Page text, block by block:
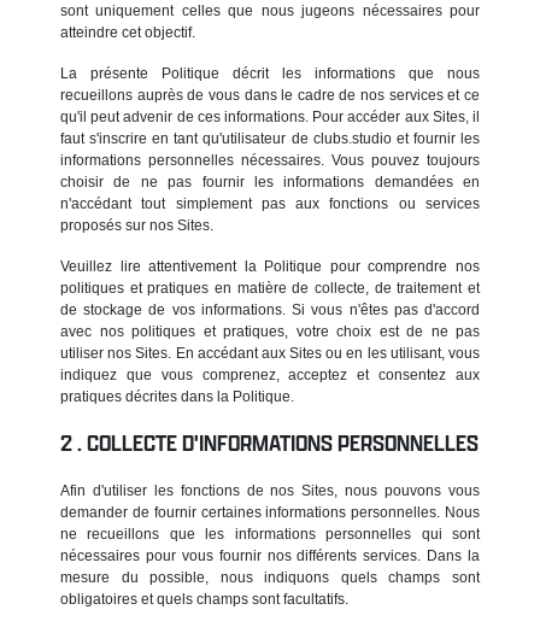
sont uniquement celles que nous jugeons nécessaires pour
atteindre cet objectif.
La présente Politique décrit les informations que nous
recueillons auprès de vous dans le cadre de nos services et ce
qu'il peut advenir de ces informations. Pour accéder aux Sites, il
faut s'inscrire en tant qu'utilisateur de clubs.studio et fournir les
informations personnelles nécessaires. Vous pouvez toujours
choisir de ne pas fournir les informations demandées en
n'accédant tout simplement pas aux fonctions ou services
proposés sur nos Sites.
Veuillez lire attentivement la Politique pour comprendre nos
politiques et pratiques en matière de collecte, de traitement et
de stockage de vos informations. Si vous n'êtes pas d'accord
avec nos politiques et pratiques, votre choix est de ne pas
utiliser nos Sites. En accédant aux Sites ou en les utilisant, vous
indiquez que vous comprenez, acceptez et consentez aux
pratiques décrites dans la Politique.
COLLECTE D'INFORMATIONS PERSONNELLES
Afin d'utiliser les fonctions de nos Sites, nous pouvons vous
demander de fournir certaines informations personnelles. Nous
ne recueillons que les informations personnelles qui sont
nécessaires pour vous fournir nos différents services. Dans la
mesure du possible, nous indiquons quels champs sont
obligatoires et quels champs sont facultatifs.